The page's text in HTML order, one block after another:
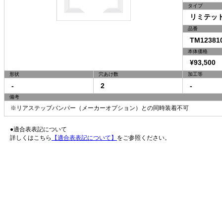
タイプ
リミテッ
品番
本体価格
¥93,500
形状 穴あけ数 加工等
- 2 -
備考
※リアステップバンパー（メーカーオプション）との同時装着不可
●適合表表記について
詳しくはこちら
【適合表表記について】 をご参照ください。